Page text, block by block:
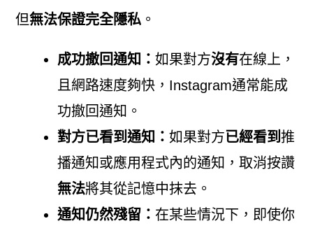
但無法保證完全隱私。
成功撤回通知： 如果對方沒有在線上，
且網路速度夠快，Instagram通常能成
功撤回通知。
對方已看到通知： 如果對方已經看到推
播通知或應用程式內的通知，取消按讚
無法將其從記憶中抹去。
通知仍然殘留： 在某些情況下，即使你